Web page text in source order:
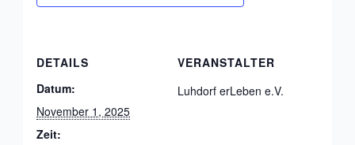
DETAILS
Datum:
November 1, 2025
Zeit:
VERANSTALTER
Luhdorf erLeben e.V.